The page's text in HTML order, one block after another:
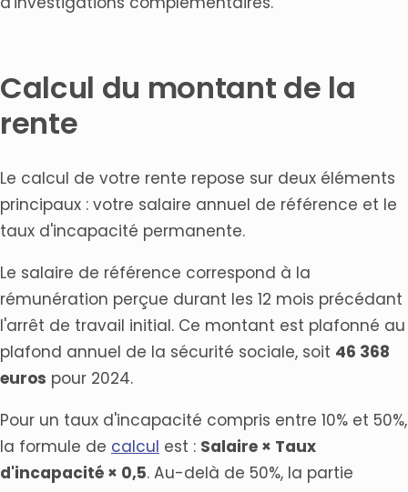
Calcul du montant de la
rente
Le calcul de votre rente repose sur deux éléments
principaux : votre salaire annuel de référence et le
taux d'incapacité permanente.
Le salaire de référence correspond à la
rémunération perçue durant les 12 mois précédant
l'arrêt de travail initial. Ce montant est plafonné au
plafond annuel de la sécurité sociale, soit 46 368
euros pour 2024.
Pour un taux d'incapacité compris entre 10% et 50%,
la formule de calcul est : Salaire × Taux
d'incapacité × 0,5. Au-delà de 50%, la partie